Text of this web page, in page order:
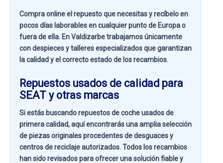
Compra online el repuesto que necesitas y recíbelo en
pocos días laborables en cualquier punto de Europa o
fuera de ella. EnValdizarbetrabajamos únicamente
con despieces y talleres especializados que garantizan
la calidad y el correcto estado de los recambios.
Repuestos usados de calidad para
SEAT y otras marcas
Si estás buscandorepuestos de coche usados de
primera calidad, aquí encontrarás una amplia selección
de piezas originales procedentes de desguaces y
centros de reciclaje autorizados. Todos los recambios
han sido revisados para ofrecer una solución fiable y